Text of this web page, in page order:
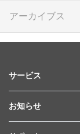
アーカイブス
サービス
お知らせ